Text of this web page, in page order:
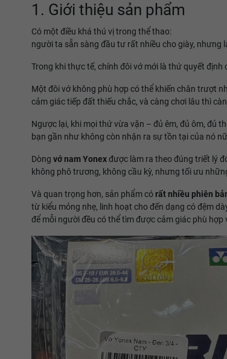
1. Giới thiệu sản phẩm
Có một điều khá thú vị trong thể thao:
người ta sẵn sàng đầu tư rất nhiều cho giày, nhưng
Trong khi thực tế, chính đôi vớ mới là thứ quyết
Một đôi vớ không phù hợp có thể khiến chân trượt
cảm giác tiếp đất thiếu chắc, và càng chơi lâu thì
Ngược lại, khi mọi thứ vừa vặn – đủ êm, đủ ôm, đủ
bạn gần như không còn nhận ra sự tồn tại của nó
Dòng vớ nam Yonexđược làm ra theo đúng triết lý
không phô trương, không cầu kỳ, nhưng tối ưu
Và quan trọng hơn, sản phẩm có rất nhiều phiên
từ kiểu mỏng nhẹ, linh hoạt cho đến dạng có đệm
để mỗi người đều có thể tìm được cảm giác phù hợp